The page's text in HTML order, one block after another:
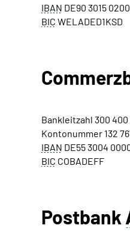
IBAN DE90 3015
BIC WELADED1KSD
Bankleitzahl 300 400
Kontonummer 132
IBAN DE55 3004
BIC COBADEFF
Postbank